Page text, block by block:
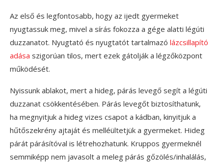
Az első és legfontosabb, hogy az ijedt gyermeket
nyugtassuk meg, mivel a sírás fokozza a gége alatti légúti
duzzanatot. Nyugtató és nyugtatót tartalmazó lázcsillapító
adása szigorúan tilos, mert ezek gátolják a légzőközpont
működését.
Nyissunk ablakot, mert a hideg, párás levegő segít a légúti
duzzanat csökkentésében. Párás levegőt biztosíthatunk,
ha megnyitjuk a hideg vizes csapot a kádban, kinyitjuk a
hűtőszekrény ajtaját és melléültetjük a gyermeket. Hideg
párát párásítóval is létrehozhatunk. Kruppos gyermeknél
semmiképp nem javasolt a meleg párás gőzölés/inhalálás,